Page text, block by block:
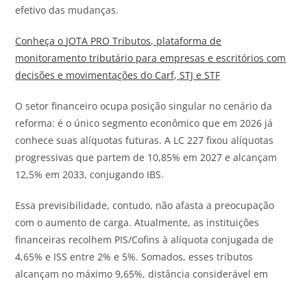
efetivo das mudanças.
Conheça o JOTA PRO Tributos, plataforma de
monitoramento tributário para empresas e escritórios com
decisões e movimentações do Carf, STJ e STF
O setor financeiro ocupa posição singular no cenário da
reforma: é o único segmento econômico que em 2026 já
conhece suas alíquotas futuras. A LC 227 fixou alíquotas
progressivas que partem de 10,85% em 2027 e alcançam
12,5% em 2033, conjugando IBS.
Essa previsibilidade, contudo, não afasta a preocupação
com o aumento de carga. Atualmente, as instituições
financeiras recolhem PIS/Cofins à alíquota conjugada de
4,65% e ISS entre 2% e 5%. Somados, esses tributos
alcançam no máximo 9,65%, distância considerável em